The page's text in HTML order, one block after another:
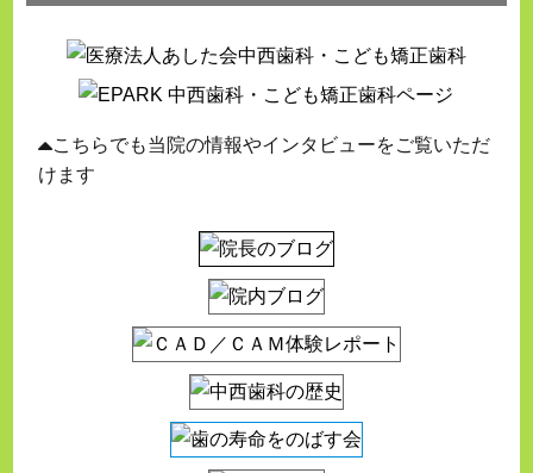
こちらでも当院の情報やインタビューをご覧いただ
けます